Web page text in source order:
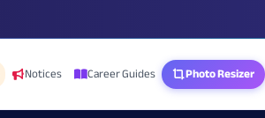
Notices Career Guides Photo Resizer